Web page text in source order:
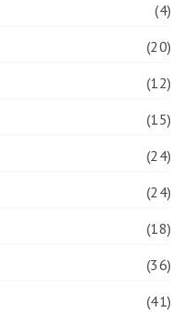
(4)
(20)
(12)
(15)
(24)
(24)
(18)
(36)
(41)